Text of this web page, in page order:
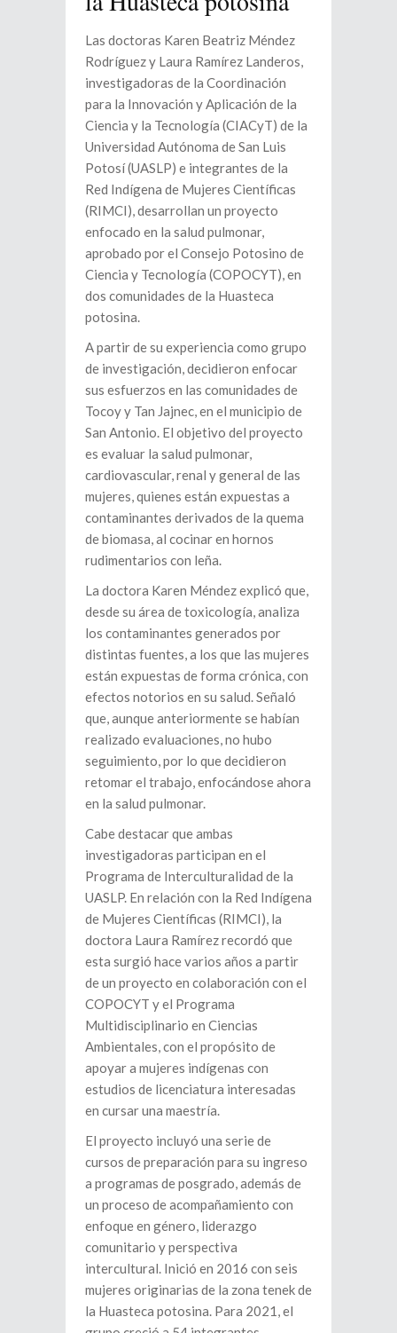
Las doctoras Karen Beatriz Méndez
Rodríguez y Laura Ramírez Landeros,
investigadoras de la Coordinación
para la Innovación y Aplicación de la
Ciencia y la Tecnología (CIACyT) de la
Universidad Autónoma de San Luis
Potosí (UASLP) e integrantes de la
Red Indígena de Mujeres Científicas
(RIMCI), desarrollan un proyecto
enfocado en la salud pulmonar,
aprobado por el Consejo Potosino de
Ciencia y Tecnología (COPOCYT), en
dos comunidades de la Huasteca
potosina.
A partir de su experiencia como grupo
de investigación, decidieron enfocar
sus esfuerzos en las comunidades de
Tocoy y Tan Jajnec, en el municipio de
San Antonio. El objetivo del proyecto
es evaluar la salud pulmonar,
cardiovascular, renal y general de las
mujeres, quienes están expuestas a
contaminantes derivados de la quema
de biomasa, al cocinar en hornos
rudimentarios con leña.
La doctora Karen Méndez explicó que,
desde su área de toxicología, analiza
los contaminantes generados por
distintas fuentes, a los que las mujeres
están expuestas de forma crónica, con
efectos notorios en su salud. Señaló
que, aunque anteriormente se habían
realizado evaluaciones, no hubo
seguimiento, por lo que decidieron
retomar el trabajo, enfocándose ahora
en la salud pulmonar.
Cabe destacar que ambas
investigadoras participan en el
Programa de Interculturalidad de la
UASLP. En relación con la Red Indígena
de Mujeres Científicas (RIMCI), la
doctora Laura Ramírez recordó que
esta surgió hace varios años a partir
de un proyecto en colaboración con el
COPOCYT y el Programa
Multidisciplinario en Ciencias
Ambientales, con el propósito de
apoyar a mujeres indígenas con
estudios de licenciatura interesadas
en cursar una maestría.
El proyecto incluyó una serie de
cursos de preparación para su ingreso
a programas de posgrado, además de
un proceso de acompañamiento con
enfoque en género, liderazgo
comunitario y perspectiva
intercultural. Inició en 2016 con seis
mujeres originarias de la zona tenek de
la Huasteca potosina. Para 2021, el